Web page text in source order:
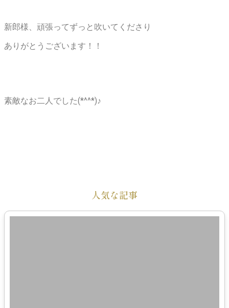
新郎様、頑張ってずっと吹いてくださり
ありがとうございます！！
素敵なお二人でした(*^^*)♪
人気な記事